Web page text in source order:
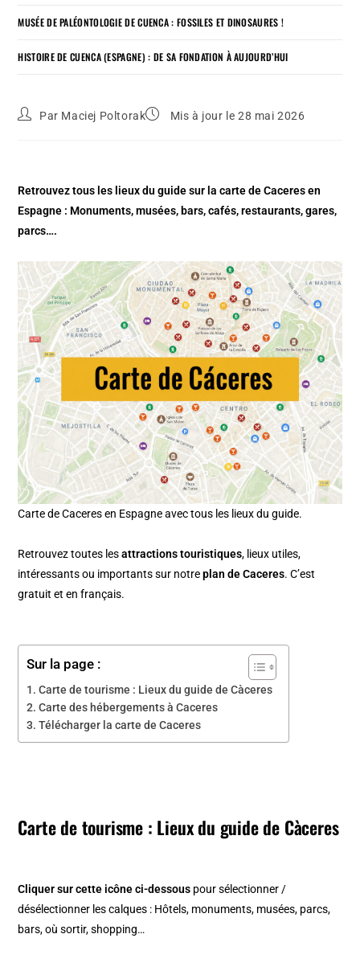
MUSÉE DE PALÉONTOLOGIE DE CUENCA : FOSSILES ET DINOSAURES !
HISTOIRE DE CUENCA (ESPAGNE) : DE SA FONDATION À AUJOURD’HUI
Par Maciej Poltorak Mis à jour le 28 mai 2026
Retrouvez tous les lieux du guide sur la carte de Caceres en
Espagne : Monuments, musées, bars, cafés, restaurants, gares,
parcs….
Carte de Caceres en Espagne avec tous les lieux du guide.
Retrouvez toutes lesattractions touristiques, lieux utiles,
intéressants ou importants sur notreplan de Caceres. C’est
gratuit et en français.
Sur la page :
Carte de tourisme : Lieux du guide de Càceres
Carte des hébergements à Caceres
Télécharger la carte de Caceres
Carte de tourisme : Lieux du guide de Càceres
Cliquer sur cette icône ci-dessous pour sélectionner /
désélectionner les calques : Hôtels, monuments, musées, parcs,
bars, où sortir, shopping…